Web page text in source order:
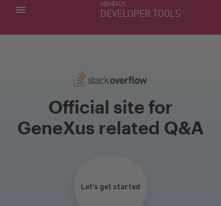
GENEXUS
DEVELOPER TOOLS
MINHAS APLICACÕES
Official site for
GeneXus related Q&A
Let’s get started